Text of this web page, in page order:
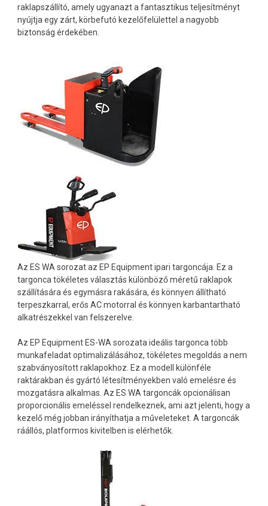
raklapszállító, amely ugyanazt a fantasztikus teljesítményt
nyújtja egy zárt, körbefutó kezelőfelülettel a nagyobb
biztonság érdekében.
Az ES WA sorozat az EP Equipment ipari targoncája. Ez a
targonca tökéletes választás különböző méretű raklapok
szállítására és egymásra rakására, és könnyen állítható
terpeszkarral, erős AC motorral és könnyen karbantartható
alkatrészekkel van felszerelve.
Az EP Equipment ES-WA sorozata ideális targonca több
munkafeladat optimalizálásához, tökéletes megoldás a nem
szabványosított raklapokhoz. Ez a modell különféle
raktárakban és gyártó létesítményekben való emelésre és
mozgatásra alkalmas. Az ES WA targoncák opcionálisan
proporcionális emeléssel rendelkeznek, ami azt jelenti, hogy a
kezelő még jobban irányíthatja a műveleteket. A targoncák
ráállós, platformos kivitelben is elérhetők.